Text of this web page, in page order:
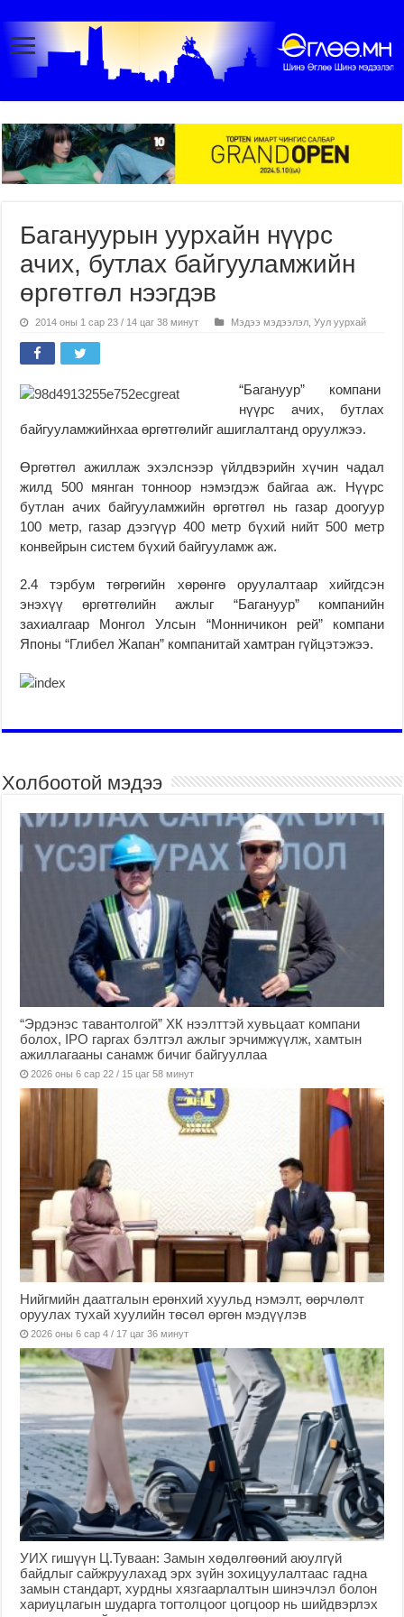
Багануурын уурхайн нүүрс
ачих, бутлах байгууламжийн
өргөтгөл нээгдэв
2014 оны 1 сар 23 / 14 цаг 38 минут Мэдээ мэдээлэл ,Уул уурхай
“Багануур” компани
нүүрс ачих, бутлах
байгууламжийнхаа өргөтгөлийг ашиглалтанд оруулжээ.
Өргөтгөл ажиллаж эхэлснээр үйлдвэрийн хүчин чадал
жилд 500 мянган тонноор нэмэгдэж байгаа аж. Нүүрс
бутлан ачих байгууламжийн өргөтгөл нь газар доогуур
100 метр, газар дээгүүр 400 метр бүхий нийт 500 метр
конвейрын систем бүхий байгууламж аж.
2.4 тэрбум төгрөгийн хөрөнгө оруулалтаар хийгдсэн
энэхүү өргөтгөлийн ажлыг “Багануур” компанийн
захиалгаар Монгол Улсын “Монничикон рей” компани
Японы “Глибел Жапан” компанитай хамтран гүйцэтэжээ.
Холбоотой мэдээ
“Эрдэнэс тавантолгой” ХК нээлттэй хувьцаат компани
болох, IPO гаргах бэлтгэл ажлыг эрчимжүүлж, хамтын
ажиллагааны санамж бичиг байгууллаа
2026 оны 6 сар 22 / 15 цаг 58 минут
Нийгмийн даатгалын ерөнхий хуульд нэмэлт, өөрчлөлт
оруулах тухай хуулийн төсөл өргөн мэдүүлэв
2026 оны 6 сар 4 / 17 цаг 36 минут
УИХ гишүүн Ц.Туваан: Замын хөдөлгөөний аюулгүй
байдлыг сайжруулахад эрх зүйн зохицуулалтаас гадна
замын стандарт, хурдны хязгаарлалтын шинэчлэл болон
хариуцлагын шударга тогтолцоог цогцоор нь шийдвэрлэх